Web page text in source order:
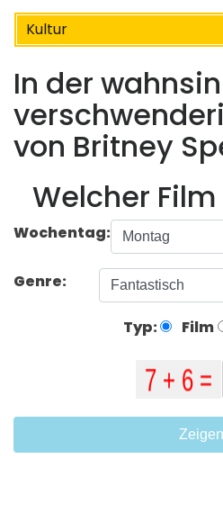
Kultur
In der
von Britney
Welcher Film
Wochentag:
Genre:
Typ: Film
Zeigen